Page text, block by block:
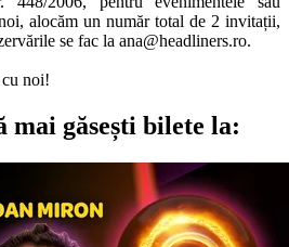
alocăm un număr total de 2 invitații,
se fac la ana@headliners.ro.
noi!
mai găsești bilete la: